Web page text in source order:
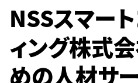
NSSスマー
ィング株式
めの人材サ